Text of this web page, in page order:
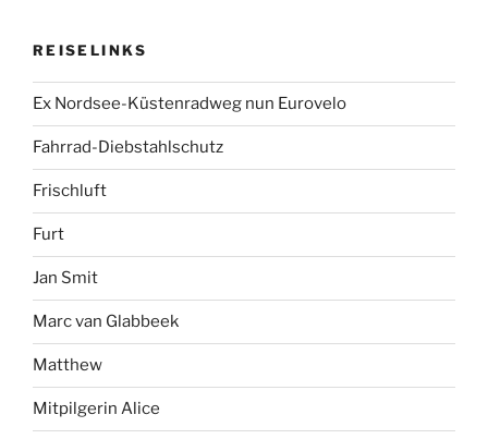
REISELINKS
Ex Nordsee-Küstenradweg nun Eurovelo
Fahrrad-Diebstahlschutz
Frischluft
Furt
Jan Smit
Marc van Glabbeek
Matthew
Mitpilgerin Alice